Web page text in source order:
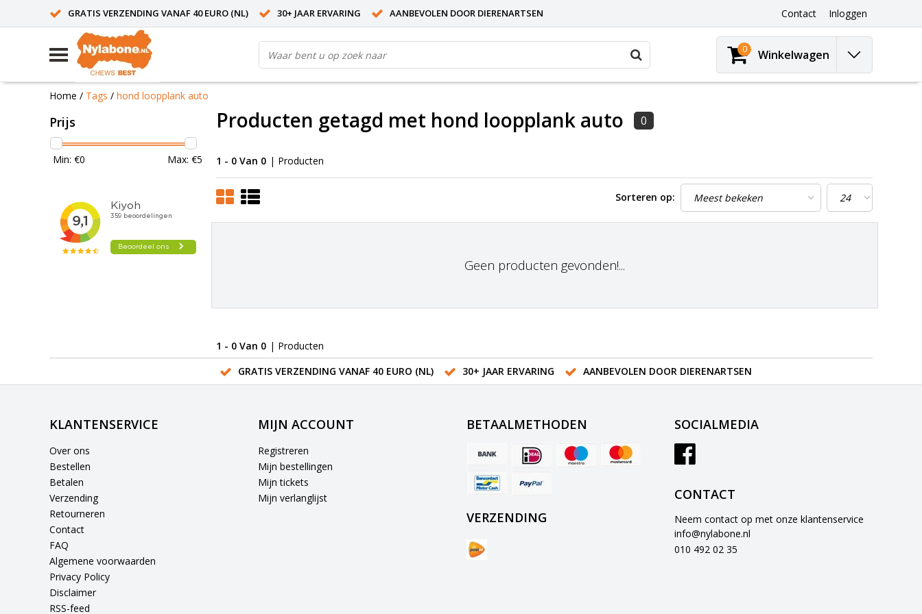
GRATIS VERZENDING VANAF 40 EURO (NL) 30+ JAAR ERVARING AANBEVOLEN DOOR DIERENARTSEN Contact Inloggen
0 Winkelwagen
Home / Tags / hond loopplank auto
Prijs
Min: €0 Max: €5
Producten getagd met hond loopplank auto 0
1 - 0 Van 0 | Producten
Sorteren op:
Geen producten gevonden!...
1 - 0 Van 0 | Producten
GRATIS VERZENDING VANAF 40 EURO (NL)
30+ JAAR ERVARING AANBEVOLEN DOOR DIERENARTSEN
KLANTENSERVICE
Over ons
Bestellen
Betalen
Verzending
Retourneren
Contact
FAQ
Algemene voorwaarden
Privacy Policy
Disclaimer
RSS-feed
MIJN ACCOUNT
Registreren
Mijn bestellingen
Mijn tickets
Mijn verlanglijst
BETAALMETHODEN
VERZENDING
SOCIALMEDIA
CONTACT
Neem contact op met onze klantenservice
info@nylabone.nl
010 492 02 35